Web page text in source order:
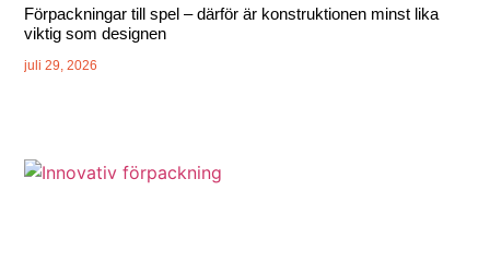
Förpackningar till spel – därför är konstruktionen minst lika
viktig som designen
juli 29, 2026